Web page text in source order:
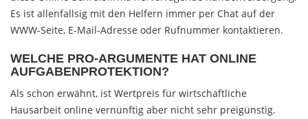
Es ist allenfallsig mit den Helfern immer per Chat auf der
WWW-Seite, E-Mail-Adresse oder Rufnummer kontaktieren.
WELCHE PRO-ARGUMENTE HAT ONLINE
AUFGABENPROTEKTION?
Als schon erwähnt, ist Wertpreis für wirtschaftliche
Hausarbeit online vernünftig aber nicht sehr preigünstig.